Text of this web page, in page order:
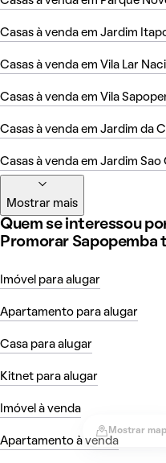
Mostrar
Casas à venda em Jardim
Casas à venda em Vila Lar
Casas à venda em Vila
Casas à venda em Jardim da
Casas à venda em Jardim Sao
Mostrar mais
Quem se interessou
Promorar
Imóvel para alugar
Apartamento para alugar
Casa para alugar
Kitnet para alugar
Imóvel à venda
Apartamento à venda